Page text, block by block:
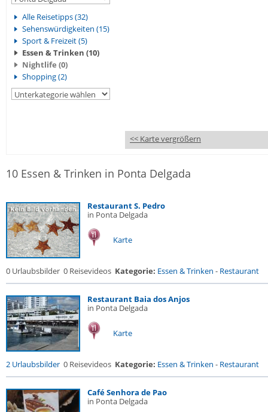
Alle Reisetipps (32)
Sehenswürdigkeiten (15)
Sport & Freizeit (5)
Essen & Trinken (10)
Nightlife (0)
Shopping (2)
<< Karte vergrößern
10 Essen & Trinken in Ponta Delgada
Restaurant S. Pedro
in Ponta Delgada
Karte
0 Urlaubsbilder 0 Reisevideos Kategorie: Essen & Trinken - Restaurant
Restaurant Baia dos Anjos
in Ponta Delgada
Karte
2 Urlaubsbilder 0 Reisevideos Kategorie: Essen & Trinken - Restaurant
Café Senhora de Pao
in Ponta Delgada